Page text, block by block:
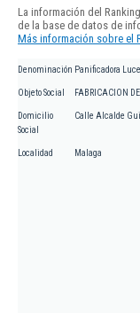
La información del
de la base de datos de
Más información sobre el
Denominación Panificadora
Objeto Social FABRICACION
Domicilio
Social
Calle Alcalde
Localidad Malaga